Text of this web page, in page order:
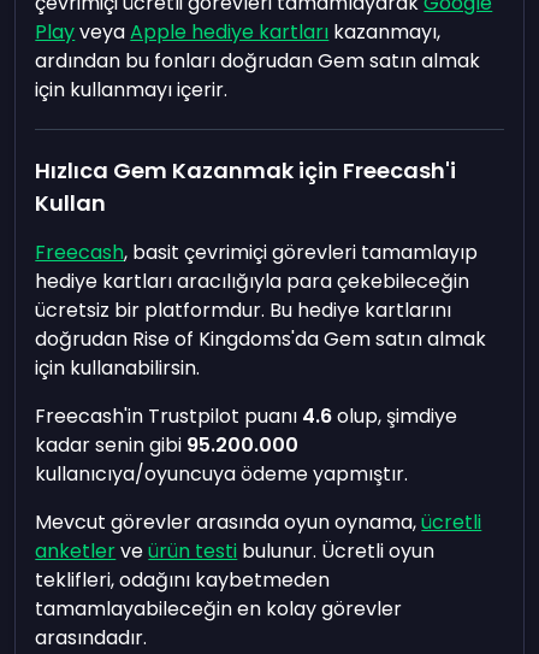
PlayveyaApple hediye kartları kazanmayı,
ardından bu fonları doğrudan Gem satın almak
için kullanmayı içerir.
Hızlıca Gem Kazanmak için Freecash'i
Kullan
Freecash, basit çevrimiçi görevleri tamamlayıp
hediye kartları aracılığıyla para çekebileceğin
ücretsiz bir platformdur. Bu hediye kartlarını
doğrudan Rise of Kingdoms'da Gem satın almak
için kullanabilirsin.
Freecash'in Trustpilot puanı 4.6olup, şimdiye
kadar senin gibi 95.200.000
kullanıcıya/oyuncuya ödeme yapmıştır.
Mevcut görevler arasında oyun oynama,ücretli
anketlerveürün testi bulunur. Ücretli oyun
teklifleri, odağını kaybetmeden
tamamlayabileceğin en kolay görevler
arasındadır.